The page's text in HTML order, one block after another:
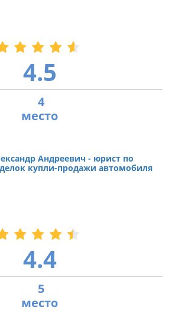
4.5
4
Андреевич - юрист по
купли-продажи автомобиля
4.4
5